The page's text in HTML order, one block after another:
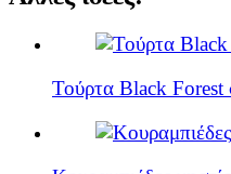
Τούρτα Black Forest